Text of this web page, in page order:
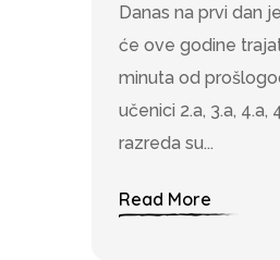
Danas na prvi dan
će ove godine
minuta od
učenici 2.a, 3.a, 4.a,
razreda su...
Read More